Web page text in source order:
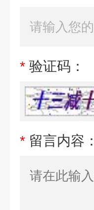
* 验证码：
* 留言内容：